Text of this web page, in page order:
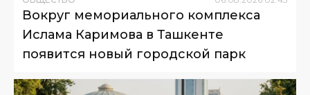
Вокруг мемориального комплекса
Ислама Каримова в Ташкенте
появится новый городской парк